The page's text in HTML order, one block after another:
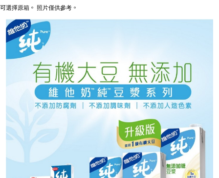
可選擇原箱。 照片僅供參考。